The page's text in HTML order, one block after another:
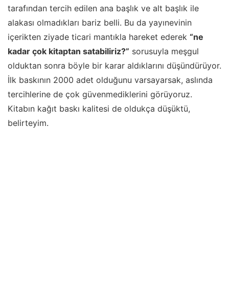
tarafından tercih edilen ana başlık ve alt başlık ile
alakası olmadıkları bariz belli. Bu da yayınevinin
içerikten ziyade ticari mantıkla hareket ederek “ne
kadar çok kitaptan satabiliriz?” sorusuyla meşgul
olduktan sonra böyle bir karar aldıklarını düşündürüyor.
İlk baskının 2000 adet olduğunu varsayarsak, aslında
tercihlerine de çok güvenmediklerini görüyoruz.
Kitabın kağıt baskı kalitesi de oldukça düşüktü,
belirteyim.